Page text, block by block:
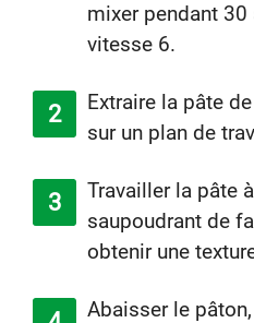
mixer pendant 30
vitesse 6.
Extraire la pâte
sur un plan de
Travailler la pâte
saupoudrant de
obtenir une
Abaisser le pâton,